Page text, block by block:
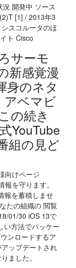
開発中 ソース
[1] / 2013年3
スコルータのほ
ト Cisco
サーモ
新感覚漫
身のネタ
アベマビ
の続き
YouTube
組の見ど
向けページ
を守ります。
報を蓄積しませ
たの組織の 閲覧
01/30 iOS 13で
い方法でパッケー
ンロードするア
ップデートされ
ました。